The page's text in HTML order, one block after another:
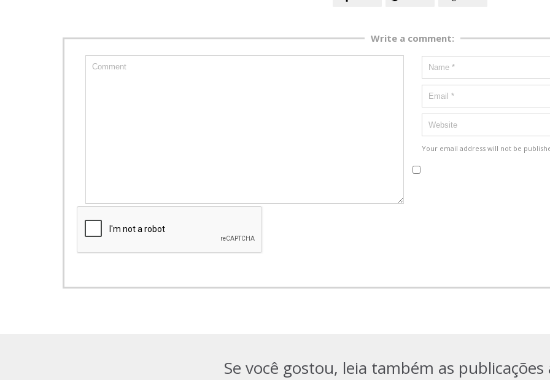
Write a comment:
Your email address will not be
Se você gostou, leia também as publicações